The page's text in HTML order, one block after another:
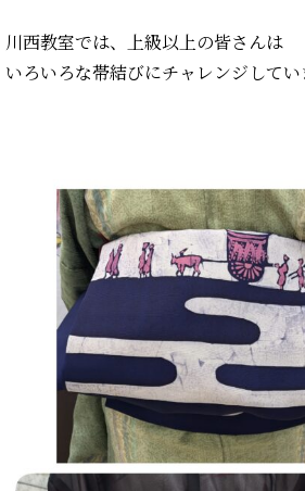
川西教室では、上級以上の皆さんは
いろいろな帯結びにチャレンジしてい